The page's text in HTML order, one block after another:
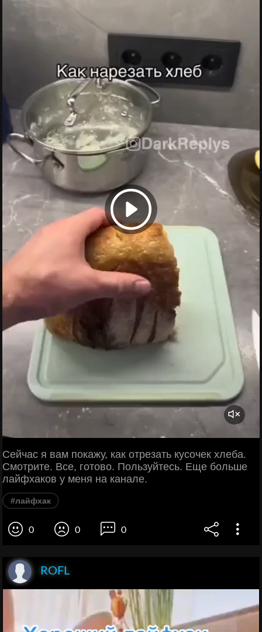
Сейчас я вам покажу, как отрезать кусочек хлеба.
Смотрите. Все, готово. Пользуйтесь. Еще больше
лайфхаков у меня на канале.
#лайфхак
0 0 0
ROFL